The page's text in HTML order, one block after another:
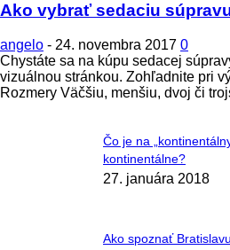
Ako vybrať sedaciu
angelo - 24. novembra 2017 0
Chystáte sa na kúpu sedacej
vizuálnou stránkou. Zohľadnite pri
Rozmery Väčšiu, menšiu, dvoj či
Čo je na
kontinentálne?
27. januára 2018
Ako spoznať